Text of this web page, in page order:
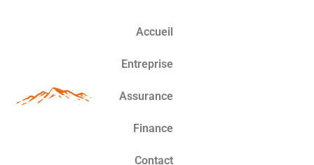
Accueil
Entreprise
Assurance
Finance
Contact